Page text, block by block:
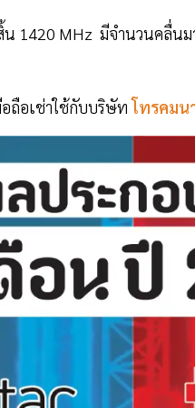
1420 MHz มีจำนวนคลื่น
ถือเช่าใช้กับบริษัทโทรคมน